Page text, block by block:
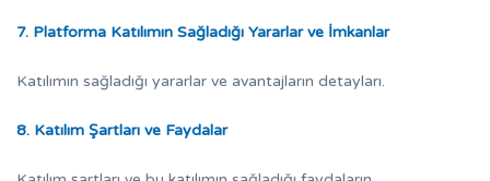
7. Platforma Katılımın Sağladığı Yararlar ve İmkanlar
Katılımın sağladığı yararlar ve avantajların detayları.
8. Katılım Şartları ve Faydalar